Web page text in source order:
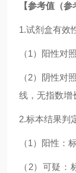
【参考值（参
1.试剂盒有效
（1）阳性对
（2）阴性对
线，无指数增
2.标本结果判
（1）阳性：
（2）可疑